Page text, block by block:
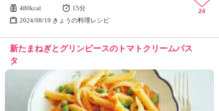
480kcal
15分
2024/08/19 きょうの料理レシピ
24
新たまねぎとグリンピースのトマトクリームパス
タ